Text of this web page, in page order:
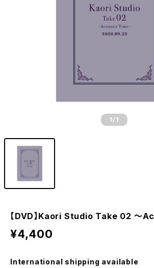
1 /1
【DVD】Kaori Studio Take 02 ～
¥4,400
International shipping available